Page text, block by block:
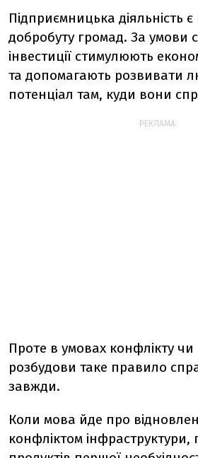
Підприємницька діяльність
добробуту громад. За умови
інвестиції стимулюють
та допомагають розвивати
потенціал там, куди вони
РЕКЛАМА:
Проте в умовах конфлікту чи
розбудови таке правило
завжди.
Коли мова йде про
конфліктом інфраструктури,